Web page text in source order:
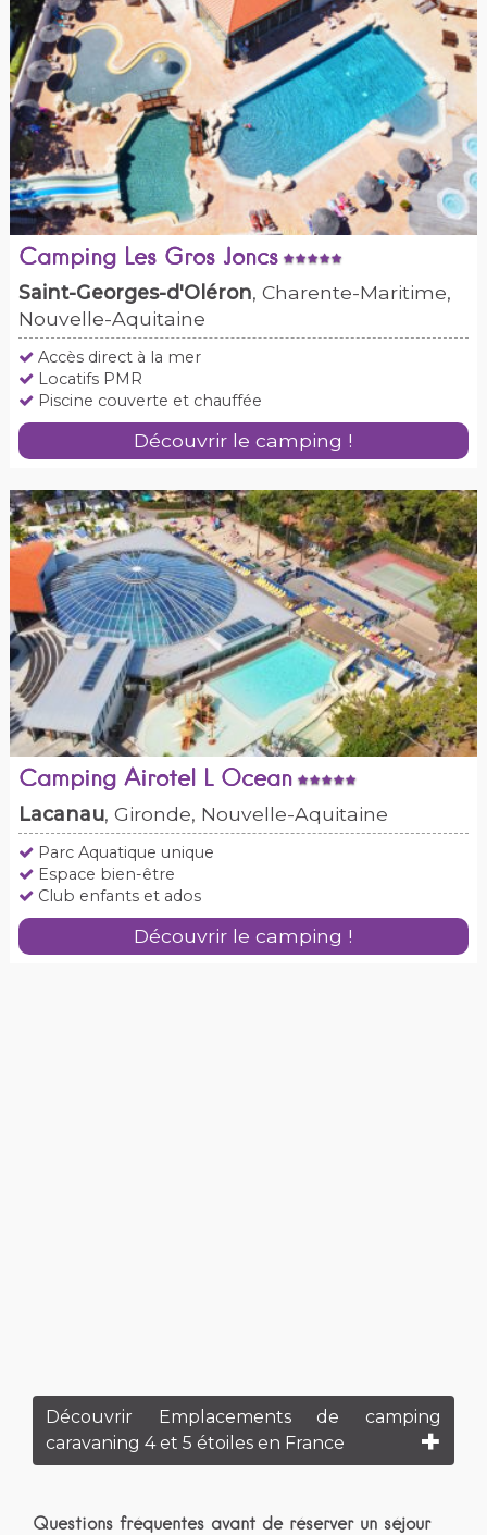
Camping Les Gros Joncs
Saint-Georges-d'Oléron, Charente-Maritime,
Nouvelle-Aquitaine
Accès direct à la mer
Locatifs PMR
Piscine couverte et chauffée
Découvrir le camping !
Camping Airotel L Ocean
Lacanau, Gironde, Nouvelle-Aquitaine
Parc Aquatique unique
Espace bien-être
Club enfants et ados
Découvrir le camping !
Découvrir Emplacements de camping
caravaning 4 et 5 étoiles en France
Questions fréquentes avant de réserver un séjour